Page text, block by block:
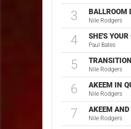
3 BALLROOM
Nile Rodgers
4 SHE'S YOUR
Paul Bates
5 Nile Rodgers
6 AKEEM IN
Nile Rodgers
7 AKEEM
Nile Rodgers